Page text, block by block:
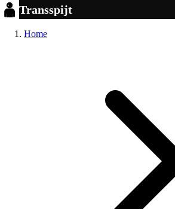
Transspijt
Home